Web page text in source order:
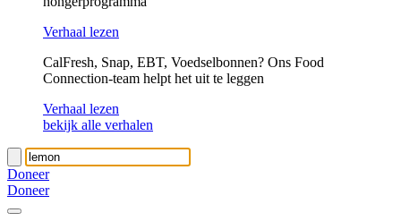
Verhaal lezen
CalFresh, Snap, EBT, Voedselbonnen? Ons Food
Connection-team helpt het uit te leggen
Verhaal lezen
bekijk alle verhalen
Doneer
Doneer